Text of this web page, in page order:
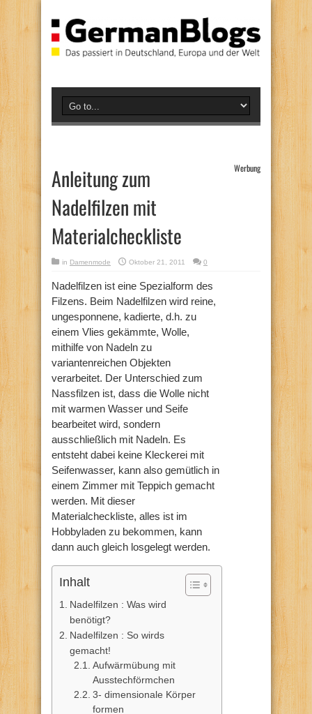
Anleitung zum
Nadelfilzen mit
Materialcheckliste
Werbung
in Damenmode Oktober 21, 2011 0
Nadelfilzen ist eine Spezialform des
Filzens. Beim Nadelfilzen wird reine,
ungesponnene, kadierte, d.h. zu
einem Vlies gekämmte, Wolle,
mithilfe von Nadeln zu
variantenreichen Objekten
verarbeitet. Der Unterschied zum
Nassfilzen ist, dass die Wolle nicht
mit warmen Wasser und Seife
bearbeitet wird, sondern
ausschließlich mit Nadeln. Es
entsteht dabei keine Kleckerei mit
Seifenwasser, kann also gemütlich in
einem Zimmer mit Teppich gemacht
werden. Mit dieser
Materialcheckliste, alles ist im
Hobbyladen zu bekommen, kann
dann auch gleich losgelegt werden.
Inhalt
Nadelfilzen : Was wird
benötigt?
Nadelfilzen : So wirds
gemacht!
Aufwärmübung mit
Ausstechförmchen
3- dimensionale Körper
formen